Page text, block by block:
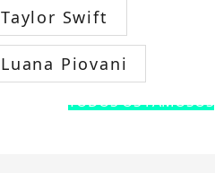
Taylor Swift
Luana Piovani
TODOS OS FAMOSOS